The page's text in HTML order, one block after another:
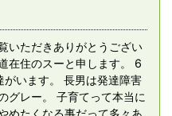
いただきありがとうござい
在住のスーと申します。 6
がいます。 長男は発達障害
グレー。 子育てって本当に
めたくなる事だって多々あ